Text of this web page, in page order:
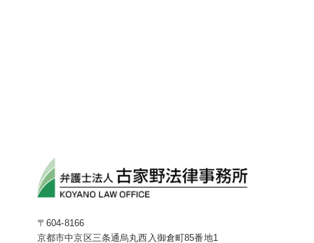
〒604-8166
京都市中京区三条通烏丸西入御倉町85番地1